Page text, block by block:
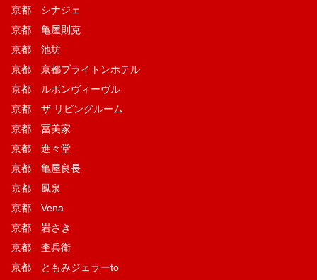
京都 シナジェ
京都 亀屋則克
京都 池坊
京都 京都ブライトンホテル
京都 ルボンヴィーヴル
京都 ザ リビングルーム
京都 冨美家
京都 進々堂
京都 亀屋良長
京都 鳳泉
京都 Vena
京都 岩さき
京都 杢兵衛
京都 ともみジェラーto